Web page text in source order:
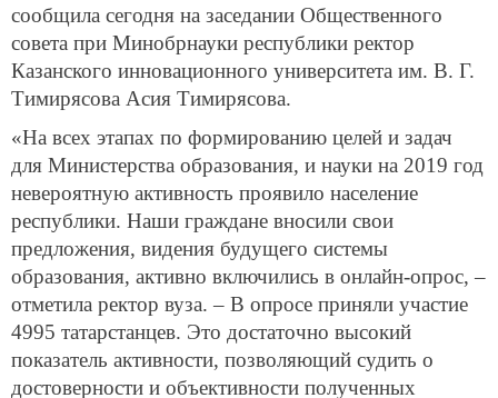
сообщила сегодня на заседании Общественного
совета при Минобрнауки республики ректор
Казанского инновационного университета им. В. Г.
Тимирясова Асия Тимирясова.
«На всех этапах по формированию целей и задач
для Министерства образования, и науки на 2019 год
невероятную активность проявило население
республики. Наши граждане вносили свои
предложения, видения будущего системы
образования, активно включились в онлайн-опрос, –
отметила ректор вуза. – В опросе приняли участие
4995 татарстанцев. Это достаточно высокий
показатель активности, позволяющий судить о
достоверности и объективности полученных